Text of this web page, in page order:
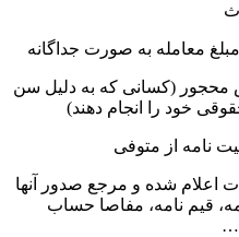
محجور (کسانی که به دلیل سن
خود را انجام دهند)
اعلام شده و مرجع صدور آنها
قیم نامه، مفاصا حساب